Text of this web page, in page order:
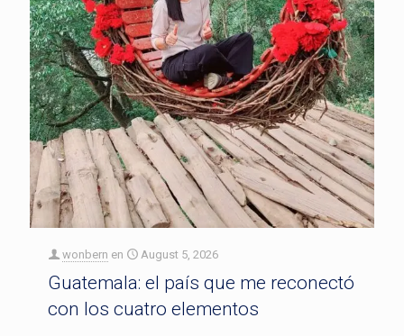
wonbern en August 5, 2026
Guatemala: el país que me reconectó
con los cuatro elementos